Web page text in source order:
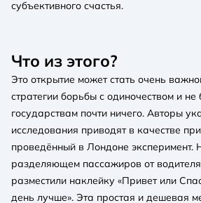
субъективного счастья.
Что из этого?
Это открытие может стать очень
стратегии борьбы с одиночеством и не
государствам почти ничего. Авторы
исследования приводят в качестве
проведённый в Лондоне эксперимент.
разделяющем пассажиров от
разместили наклейку «Привет или
день лучше». Эта простая и дешевая